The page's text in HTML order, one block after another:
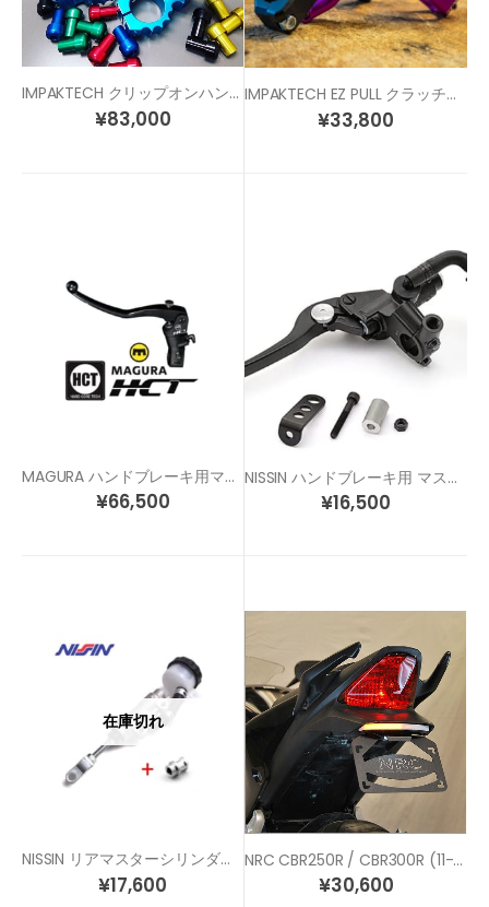
IMPAKTECH クリップオンハンドル
¥83,000
IMPAKTECH EZ PULL クラッチレバー
¥33,800
MAGURA ハンドブレーキ用マスターシリンダー(左側用)
¥66,500
NISSIN ハンドブレーキ用 マスターシリンダー(左側用)
¥16,500
在庫切れ
NISSIN リアマスターシリンダー+ ハンドブレーキ アダプター キット
¥17,600
NRC CBR250R / CBR300R (11-) ウィンカー内蔵 スタンダード フェンダーレスキット
¥30,600